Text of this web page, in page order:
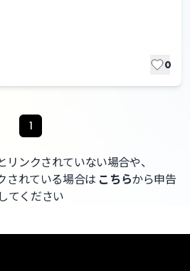
0
1
リンクされていない場合や、
されている場合は こちらから申告
してください